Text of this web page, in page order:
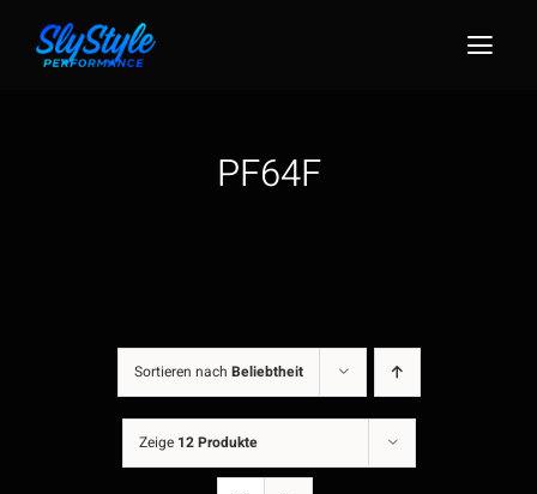
Inhalt
PF64F
Sortieren nach Beliebtheit
Zeige 12 Produkte